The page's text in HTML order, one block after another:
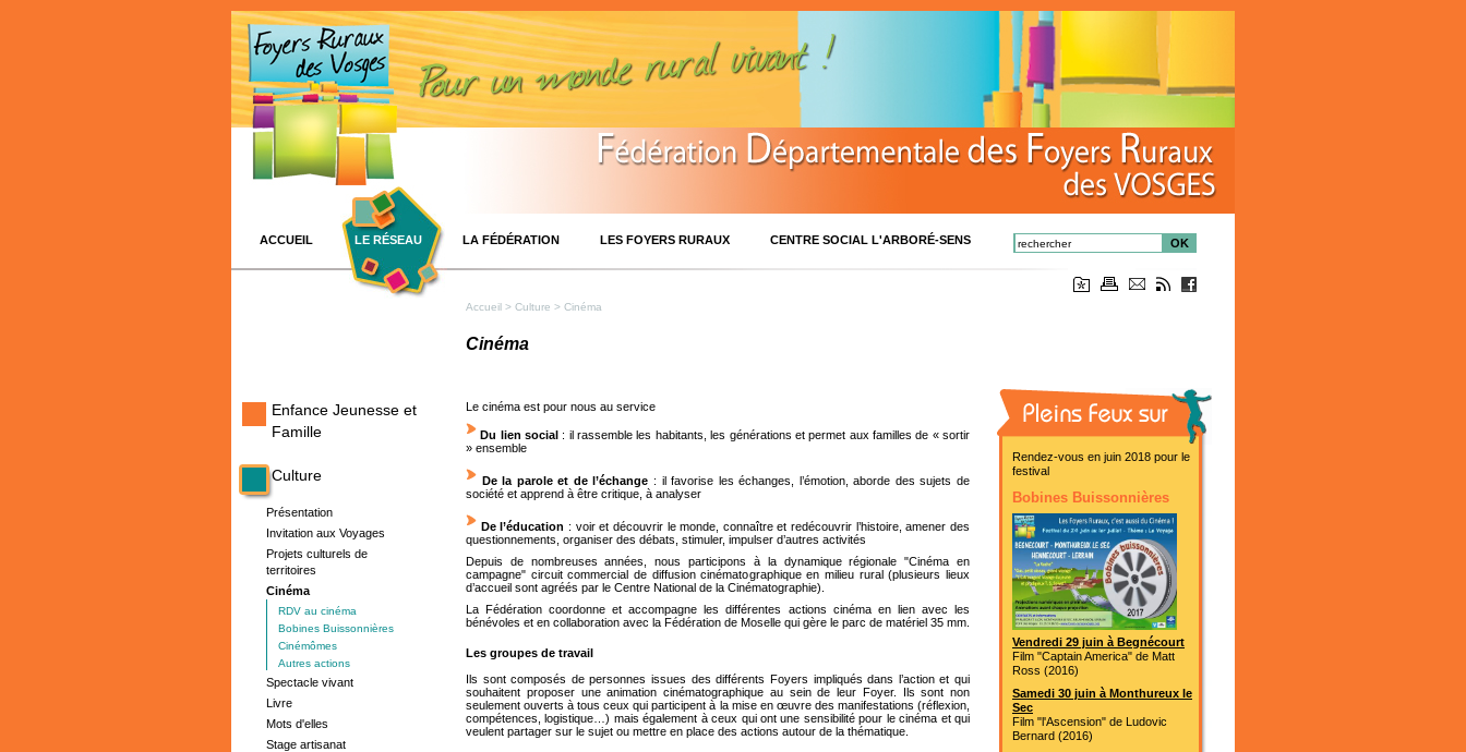
ACCUEIL LE RÉSEAU LA FÉDÉRATION LES FOYERS RURAUX CENTRE SOCIAL L'ARBORÉ-SENS OK
Enfance Jeunesse et
Famille
Culture
Présentation
Invitation aux Voyages
Projets culturels de
territoires
Cinéma
RDV au cinéma
Bobines Buissonnières
Cinémômes
Autres actions
Spectacle vivant
Livre
Mots d'elles
Stage artisanat
Accueil > Culture > Cinéma
Cinéma
Le cinéma est pour nous au service
Du lien social : il rassemble les habitants, les générations et permet aux familles de « sortir
» ensemble
De la parole et de l’échange : il favorise les échanges, l’émotion, aborde des sujets de
société et apprend à être critique, à analyser
De l’éducation : voir et découvrir le monde, connaître et redécouvrir l’histoire, amener des
questionnements, organiser des débats, stimuler, impulser d’autres activités
Depuis de nombreuses années, nous participons à la dynamique régionale "Cinéma en
campagne" circuit commercial de diffusion cinématographique en milieu rural (plusieurs lieux
d’accueil sont agréés par le Centre National de la Cinématographie).
La Fédération coordonne et accompagne les différentes actions cinéma en lien avec les
bénévoles et en collaboration avec la Fédération de Moselle qui gère le parc de matériel 35 mm.
Les groupes de travail
Ils sont composés de personnes issues des différents Foyers impliqués dans l’action et qui
souhaitent proposer une animation cinématographique au sein de leur Foyer. Ils sont non
seulement ouverts à tous ceux qui participent à la mise en œuvre des manifestations (réflexion,
compétences, logistique…) mais également à ceux qui ont une sensibilité pour le cinéma et qui
veulent partager sur le sujet ou mettre en place des actions autour de la thématique.
Rendez-vous en juin 2018 pour le
festival
Bobines Buissonnières
Vendredi 29 juin à Begnécourt
Film "Captain America" de Matt
Ross (2016)
Samedi 30 juin à Monthureux le
Sec
Film "l'Ascension" de Ludovic
Bernard (2016)